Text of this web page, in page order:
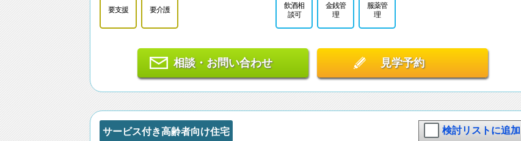
要支援 要介護
飲酒相
談可
金銭管
理
服薬管
理
相談・お問い合わせ 見学予約
サービス付き高齢者向け住宅 検討リストに追加